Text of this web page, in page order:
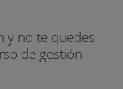
y no te quedes
de gestión